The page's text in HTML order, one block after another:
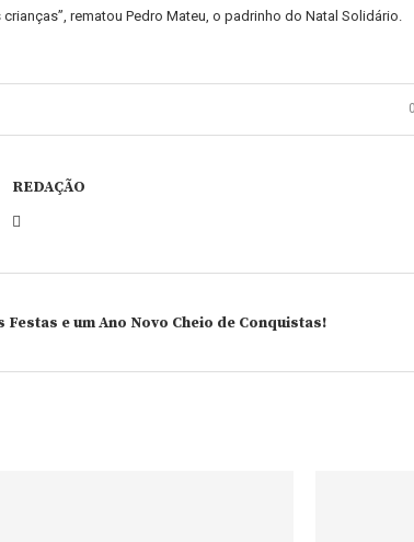
rematou Pedro Mateu, o padrinho do Natal Solidário.
REDAÇÃO
Festas e um Ano Novo Cheio de Conquistas!